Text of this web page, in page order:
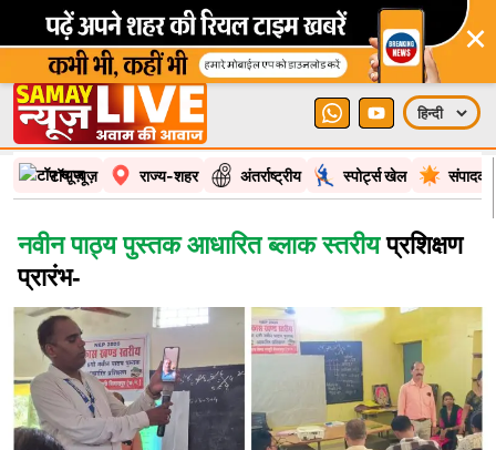
×
टॉप न्यूज़ राज्य-शहर अंतर्राष्ट्रीय स्पोर्ट्स खेल
नवीन पाठ्य पुस्तक आधारित ब्लाक स्तरीयप्रशिक्षण
प्रारंभ-